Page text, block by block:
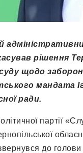
рішення
щодо
мандата
ради.
партії
до